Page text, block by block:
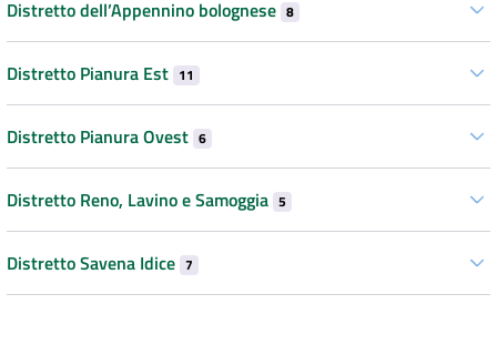
Distretto dell’Appennino bolognese 8
Distretto Pianura Est 11
Distretto Pianura Ovest 6
Distretto Reno, Lavino e Samoggia 5
Distretto Savena Idice 7